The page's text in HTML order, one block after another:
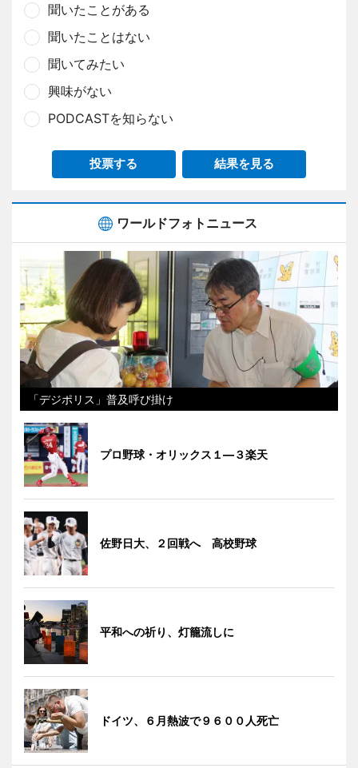
聞いたことがある
聞いたことはない
聞いてみたい
興味がない
PODCASTを知らない
投票する 結果を見る
ワールドフォトニュース
「デジポリス」普及呼び掛け
プロ野球・オリックス１―３楽天
佐野日大、２回戦へ 高校野球
平和への祈り、灯籠流しに
ドイツ、６月熱波で９６００人死亡